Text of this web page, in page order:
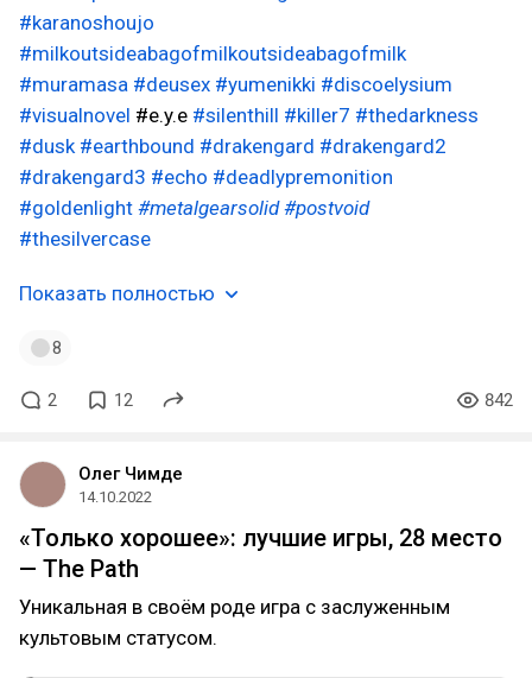
#karanoshoujo
#milkoutsideabagofmilkoutsideabagofmilk
#muramasa #deusex #yumenikki #discoelysium
#visualnovel #e.y.e #silenthill #killer7 #thedarkness
#dusk #earthbound #drakengard #drakengard2
#drakengard3 #echo #deadlypremonition
#goldenlight #metalgearsolid #postvoid
#thesilvercase
Показать полностью
8
2 12 842
Олег Чимде
14.10.2022
«Только хорошее»: лучшие игры, 28 место
— The Path
Уникальная в своём роде игра с заслуженным
культовым статусом.